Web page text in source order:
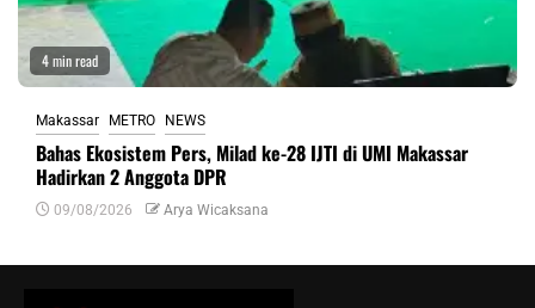
4 min read
Makassar METRO NEWS
Bahas Ekosistem Pers, Milad ke-28 IJTI di UMI Makassar
Hadirkan 2 Anggota DPR
09/08/2026 Arya Wicaksana